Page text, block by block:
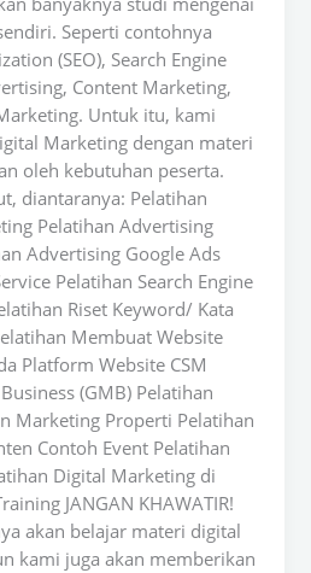
Seperti contohnya
(SEO), Search Engine
Content Marketing,
Untuk itu, kami
Marketing dengan materi
oleh kebutuhan peserta.
diantaranya: Pelatihan
Pelatihan Advertising
Advertising Google Ads
Pelatihan Search Engine
Riset Keyword/ Kata
Membuat Website
Platform Website CSM
(GMB) Pelatihan
Marketing Properti Pelatihan
Contoh Event Pelatihan
Digital Marketing di
JANGAN KHAWATIR!
akan belajar materi digital
kami juga akan memberikan